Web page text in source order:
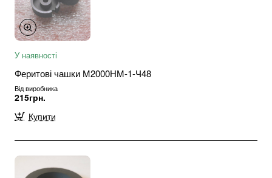
У наявності
Феритові чашки М2000НМ-1-Ч48
Від виробника
215грн.
Купити